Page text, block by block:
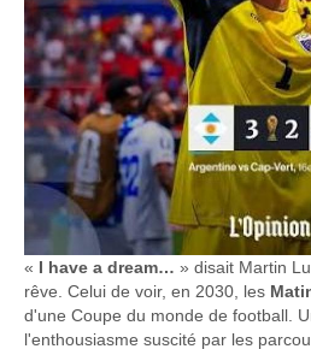
« I have a dream… » disait Martin
rêve. Celui de voir, en 2030, les
d'une Coupe du monde de football.
l'enthousiasme suscité par les